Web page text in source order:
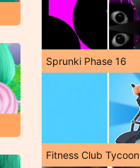
Sprunki Phase 16
Fitness Club Tycoon